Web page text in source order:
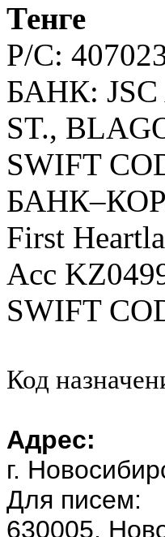
Тенге
Р/С:
БАНК: JSC
ST.,
SWIFT
First
Acc
SWIFT
Код
Адрес:
г.
Для писем:
630005,